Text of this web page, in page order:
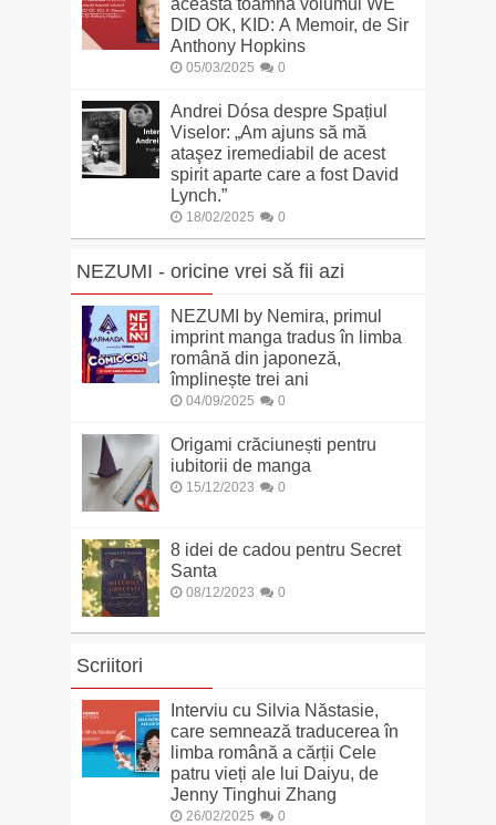
DID OK, KID: A Memoir, de Sir
Anthony Hopkins
05/03/2025 0
Andrei Dósa despre Spațiul
Viselor: „Am ajuns să mă
ataşez iremediabil de acest
spirit aparte care a fost David
Lynch.”
18/02/2025 0
NEZUMI - oricine vrei să fii azi
NEZUMI by Nemira, primul
imprint manga tradus în limba
română din japoneză,
împlinește trei ani
04/09/2025 0
Origami crăciunești pentru
iubitorii de manga
15/12/2023 0
8 idei de cadou pentru Secret
Santa
08/12/2023 0
Scriitori
Interviu cu Silvia Năstasie,
care semnează traducerea în
limba română a cărții Cele
patru vieți ale lui Daiyu, de
Jenny Tinghui Zhang
26/02/2025 0